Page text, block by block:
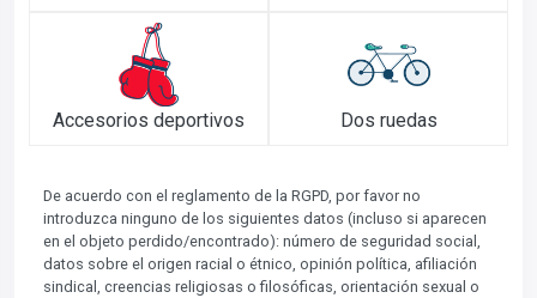
Accesorios deportivos Dos ruedas
De acuerdo con el reglamento de la RGPD, por favor no
introduzca ninguno de los siguientes datos (incluso si aparecen
en el objeto perdido/encontrado): número de seguridad social,
datos sobre el origen racial o étnico, opinión política, afiliación
sindical, creencias religiosas o filosóficas, orientación sexual o